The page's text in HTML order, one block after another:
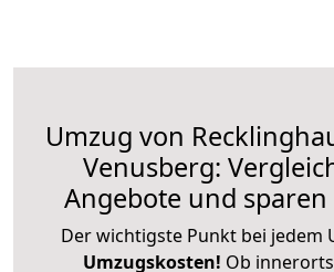
Umzug von
Venusberg:
Angebote und sparen
Der wichtigste Punkt bei jedem
Umzugskosten! Ob